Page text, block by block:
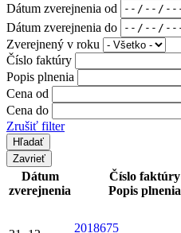
Dátum zverejnenia od
Dátum zverejnenia do
Zverejnený v roku
Číslo faktúry
Popis plnenia
Cena od
Cena do
Zrušiť filter
Zavrieť
Dátum
zverejnenia
Číslo faktúry
Popis plnenia
2018675